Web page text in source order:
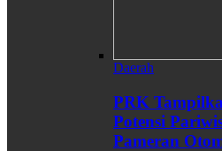
Daerah
PRK
Potensi
Pameran